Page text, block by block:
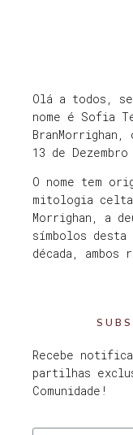
Olá a todos,
nome é Sofia
13 de Dezembro
O nome tem
mitologia
Morrighan, a
símbolos desta
década, ambos
Recebe
partilhas
Comunidade!